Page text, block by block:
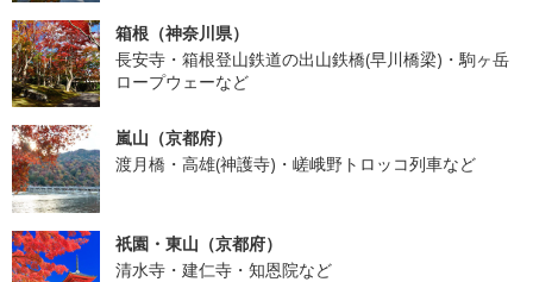
箱根（神奈川県）
長安寺・箱根登山鉄道の出山鉄橋(早川橋梁)・駒ヶ岳
ロープウェーなど
嵐山（京都府）
渡月橋・高雄(神護寺)・嵯峨野トロッコ列車など
祇園・東山（京都府）
清水寺・建仁寺・知恩院など